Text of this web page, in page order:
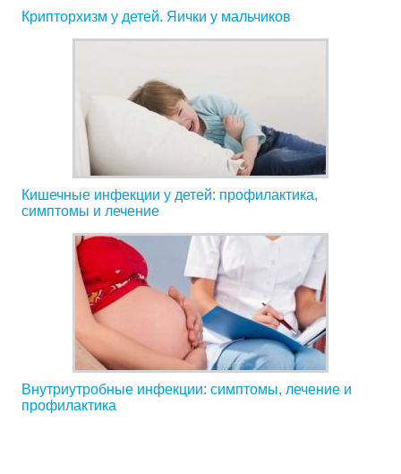
Крипторхизм у детей. Яички у мальчиков
Кишечные инфекции у детей: профилактика,
симптомы и лечение
Внутриутробные инфекции: симптомы, лечение и
профилактика